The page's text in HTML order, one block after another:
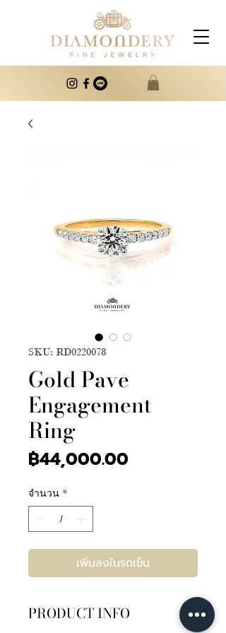
SKU: RD0220078
Gold Pave
Engagement
Ring
฿44,000.00
จำนวน *
เพิ่มลงในรถเข็น
PRODUCT INFO